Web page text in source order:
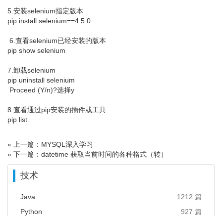
5.安装selenium指定版本
pip install selenium==4.5.0
6.查看selenium已经安装的版本
pip show selenium
7.卸载selenium
pip uninstall selenium
Proceed (Y/n)?选择y
8.查看通过pip安装的插件或工具
pip list
« 上一篇：MYSQL深入学习
» 下一篇：datetime 获取当前时间的各种格式（转）
技术
Java
1212 篇
Python
927 篇